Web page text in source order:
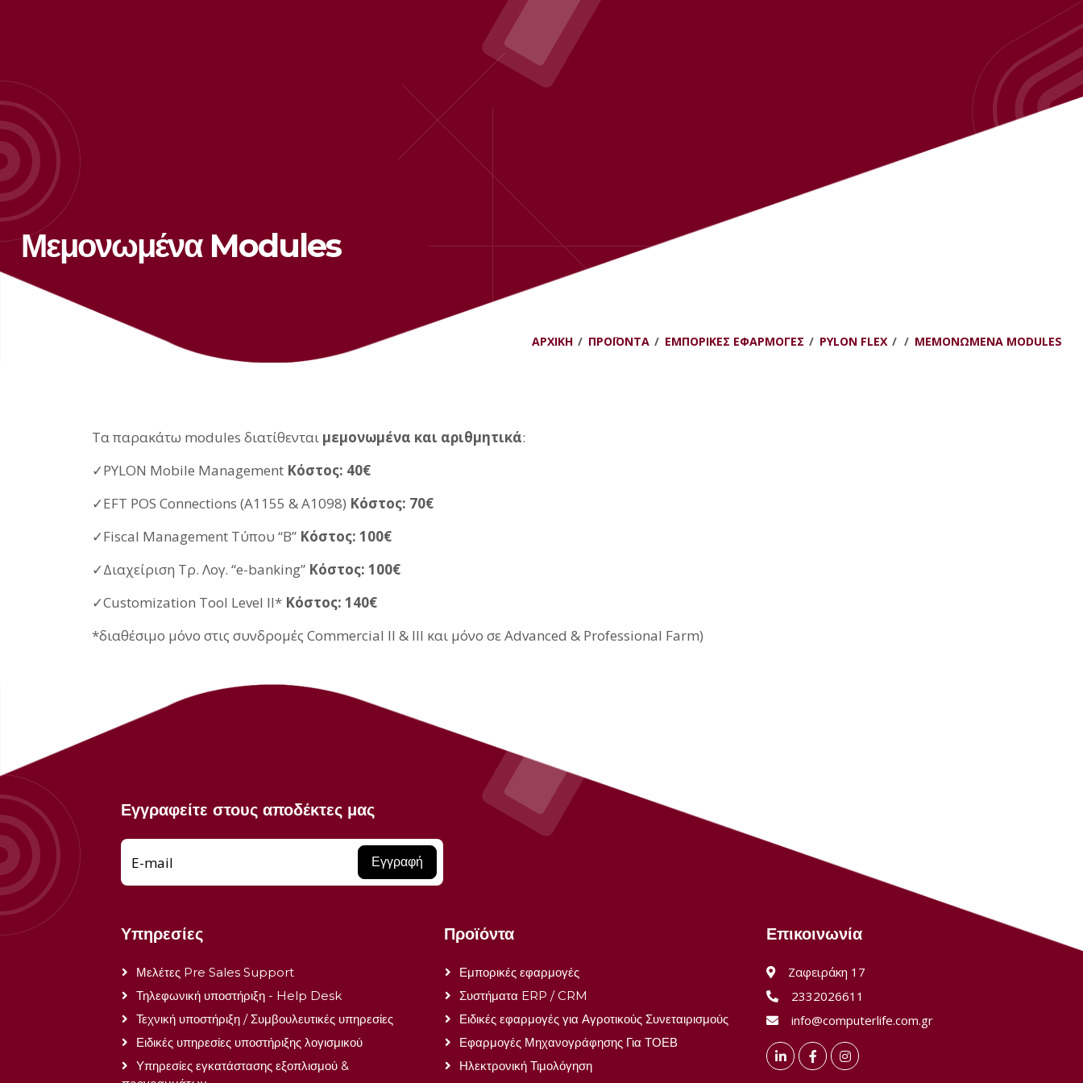
Μεμονωμένα Modules
ΑΡΧΙΚΉ ΠΡΟΪΌΝΤΑ ΕΜΠΟΡΙΚΈΣ ΕΦΑΡΜΟΓΈΣ PYLON FLEX ΜΕΜΟΝΩΜΈΝΑ MODULES
Τα παρακάτω modules διατίθενται μεμονωμένα και αριθμητικά:
✓PYLON Mobile Management Κόστος: 40€
✓EFT POS Connections (Α1155 & Α1098) Κόστος: 70€
✓Fiscal Management Τύπου “B” Κόστος: 100€
✓Διαχείριση Τρ. Λογ. “e-banking” Κόστος: 100€
✓Customization Tool Level II* Κόστος: 140€
*διαθέσιμο μόνο στις συνδρομές Commercial II & III και μόνο σε Advanced & Professional Farm)
Εγγραφείτε στους αποδέκτες μας
Εγγραφή
E-mail
Υπηρεσίες
Μελέτες Pre Sales Support
Τηλεφωνική υποστήριξη - Help Desk
Τεχνική υποστήριξη / Συμβουλευτικές υπηρεσίες
Ειδικές υπηρεσίες υποστήριξης λογισμικού
Υπηρεσίες εγκατάστασης εξοπλισμού &
Προϊόντα
Εμπορικές εφαρμογές
Συστήματα ERP / CRM
Ειδικές εφαρμογές για Αγροτικούς Συνεταιρισμούς
Εφαρμογές Μηχανογράφησης Για ΤΟΕΒ
Ηλεκτρονική Τιμολόγηση
Επικοινωνία
Ζαφειράκη 17
2332026611
info@computerlife.com.gr
LinkedInFacebookInstagram